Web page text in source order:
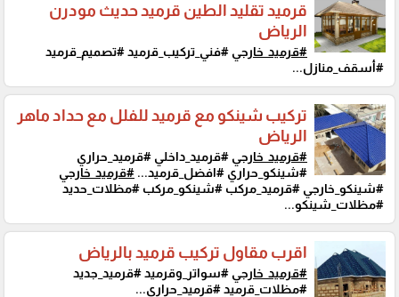
قرميد تقليد الطين قرميد حديث مودرن
الرياض
#قرميد_خارجي #فني_تركيب_قرميد #تصميم_قرميد
#أسقف_منازل...
تركيب شينكو مع قرميد للفلل مع حداد ماهر
الرياض
#قرميد_خارجي #قرميد_داخلي #قرميد_حراري
#شينكو_حراري #افضل_قرميد... #قرميد_خارجي
#شينكو_خارجي #قرميد_مركب #شينكو_مركب #مظلات_حديد
#مظلات_شينكو...
اقرب مقاول تركيب قرميد بالرياض
#قرميد_خارجي #سواتر_وقرميد #قرميد_جديد
#مظلات_قرميد #قرميد_حراري...